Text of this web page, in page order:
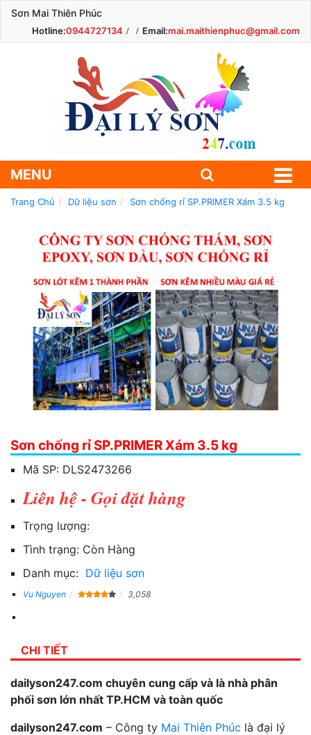
Sơn Mai Thiên Phúc
Hotline:0944727134 Email:mai.maithienphuc@gmail.com
MENU
Trang Chủ Dữ liệu sơn Sơn chống rỉ SP.PRIMER Xám 3.5 kg
Sơn chống rỉ SP.PRIMER Xám 3.5 kg
Mã SP: DLS2473266
Liên hệ - Gọi đặt hàng
Trọng lượng:
Tình trạng: Còn Hàng
Danh mục: Dữ liệu sơn
Vu Nguyen 3,058
CHI TIẾT
dailyson247.com chuyên cung cấp và là nhà phân
phối sơn lớn nhất TP.HCM và toàn quốc
dailyson247.com – Công ty Mai Thiên Phúc là đại lý